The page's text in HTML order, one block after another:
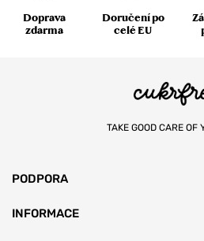
Doprava
zdarma
Doručení po
celé EU
TAKE GOOD CARE OF
PODPORA
INFORMACE